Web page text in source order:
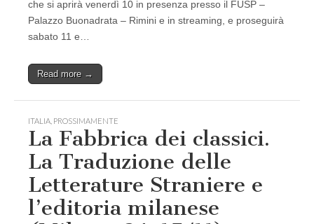
che si aprirà venerdì 10 in presenza presso il FUSP –
Palazzo Buonadrata – Rimini e in streaming, e proseguirà
sabato 11 e…
Read more →
ITALIA PROSSIMAMENTE
La Fabbrica dei classici.
La Traduzione delle
Letterature Straniere e
l’editoria milanese